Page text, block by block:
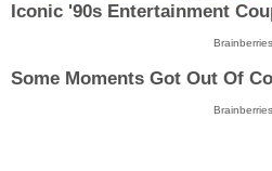
Iconic '90s Entertainment
Brainberries
Some Moments Got Out Of
Brainberries